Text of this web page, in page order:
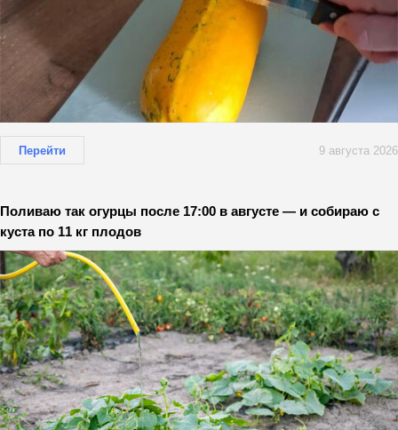
Перейти 9 августа 2026
Поливаю так огурцы после 17:00 в августе — и собираю с
куста по 11 кг плодов